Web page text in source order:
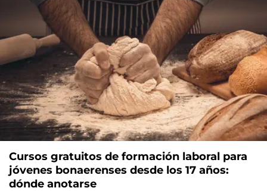
Cursos gratuitos de formación laboral para
jóvenes bonaerenses desde los 17 años:
dónde anotarse